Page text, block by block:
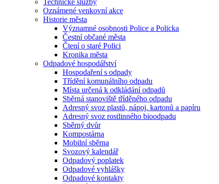
Technické služby
Oznámené venkovní akce
Historie města
Významné osobnosti Police a Policka
Čestní občané města
Čtení o staré Polici
Kronika města
Odpadové hospodářství
Hospodaření s odpady
Třídění komunálního odpadu
Místa určená k odkládání odpadů
Sběrná stanoviště tříděného odpadu
Adresný svoz plastů, nápoj. kartonů a papíru
Adresný svoz rostlinného bioodpadu
Sběrný dvůr
Kompostárna
Mobilní sběrna
Svozový kalendář
Odpadový poplatek
Odpadové vyhlášky
Odpadové kontakty